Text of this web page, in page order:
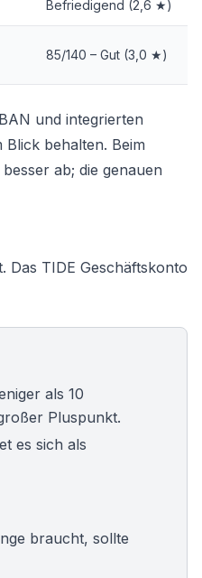
Befriedigend (2,6 ★)
85/140 – Gut (3,0 ★)
und integrierten
behalten. Beim
ab; die genauen
TIDE Geschäftskonto
als 10
Pluspunkt.
es sich als
braucht, sollte